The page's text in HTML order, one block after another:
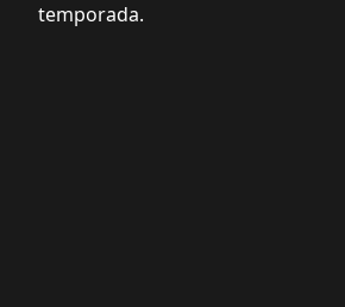
temporada.